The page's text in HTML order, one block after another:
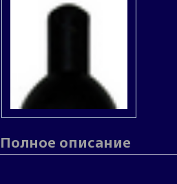
Полное описание